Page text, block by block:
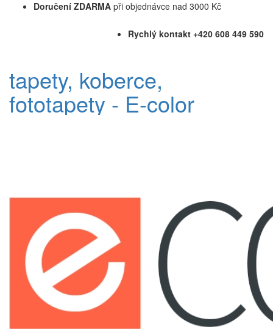
Doručení ZDARMA při objednávce nad 3000 Kč
Rychlý kontakt +420 608 449 590
tapety, koberce,
fototapety - E-color